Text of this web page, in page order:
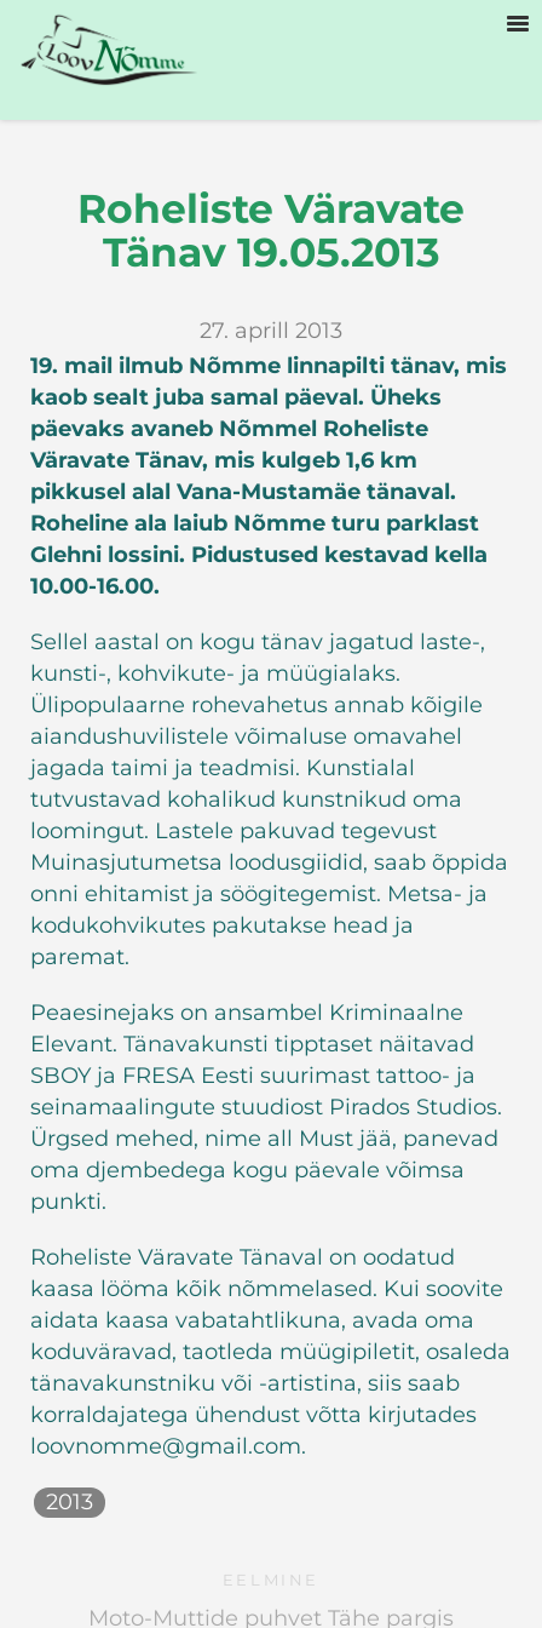
Roheliste Väravate
Tänav 19.05.2013
27. aprill 2013
19. mail ilmub Nõmme linnapilti tänav, mis
kaob sealt juba samal päeval. Üheks
päevaks avaneb Nõmmel Roheliste
Väravate Tänav, mis kulgeb 1,6 km
pikkusel alal Vana-Mustamäe tänaval.
Roheline ala laiub Nõmme turu parklast
Glehni lossini. Pidustused kestavad kella
10.00-16.00.
Sellel aastal on kogu tänav jagatud laste-,
kunsti-, kohvikute- ja müügialaks.
Ülipopulaarne rohevahetus annab kõigile
aiandushuvilistele võimaluse omavahel
jagada taimi ja teadmisi. Kunstialal
tutvustavad kohalikud kunstnikud oma
loomingut. Lastele pakuvad tegevust
Muinasjutumetsa loodusgiidid, saab õppida
onni ehitamist ja söögitegemist. Metsa- ja
kodukohvikutes pakutakse head ja
paremat.
Peaesinejaks on ansambel Kriminaalne
Elevant. Tänavakunsti tipptaset näitavad
SBOY ja FRESA Eesti suurimast tattoo- ja
seinamaalingute stuudiost Pirados Studios.
Ürgsed mehed, nime all Must jää, panevad
oma djembedega kogu päevale võimsa
punkti.
Roheliste Väravate Tänaval on oodatud
kaasa lööma kõik nõmmelased. Kui soovite
aidata kaasa vabatahtlikuna, avada oma
koduväravad, taotleda müügipiletit, osaleda
tänavakunstniku või -artistina, siis saab
korraldajatega ühendust võtta kirjutades
loovnomme@gmail.com.
2013
EELMINE
Moto-Muttide puhvet Tähe pargis